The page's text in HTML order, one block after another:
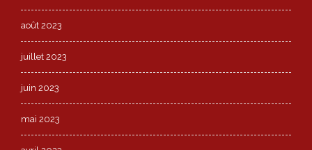
août 2023
juillet 2023
juin 2023
mai 2023